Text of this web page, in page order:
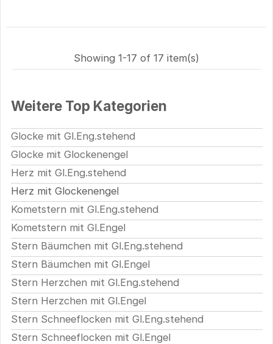
Showing 1-17 of 17 item(s)
Weitere Top Kategorien
Glocke mit Gl.Eng.stehend
Glocke mit Glockenengel
Herz mit Gl.Eng.stehend
Herz mit Glockenengel
Kometstern mit Gl.Eng.stehend
Kometstern mit Gl.Engel
Stern Bäumchen mit Gl.Eng.stehend
Stern Bäumchen mit Gl.Engel
Stern Herzchen mit Gl.Eng.stehend
Stern Herzchen mit Gl.Engel
Stern Schneeflocken mit Gl.Eng.stehend
Stern Schneeflocken mit Gl.Engel